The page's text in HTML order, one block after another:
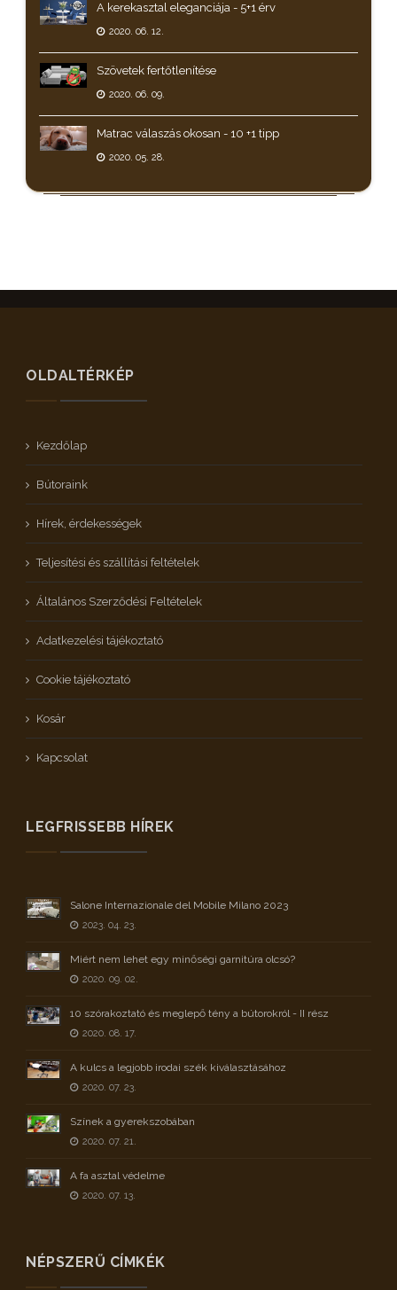
A kerekasztal eleganciája - 5+1 érv
2020. 06. 12.
Szövetek fertőtlenítése
2020. 06. 09.
Matrac válaszás okosan - 10 +1 tipp
2020. 05. 28.
OLDALTÉRKÉP
Kezdőlap
Bútoraink
Hírek, érdekességek
Teljesítési és szállítási feltételek
Általános Szerződési Feltételek
Adatkezelési tájékoztató
Cookie tájékoztató
Kosár
Kapcsolat
LEGFRISSEBB HÍREK
Salone Internazionale del Mobile Milano 2023
2023. 04. 23.
Miért nem lehet egy minőségi garnitúra olcsó?
2020. 09. 02.
10 szórakoztató és meglepő tény a bútorokról - II rész
2020. 08. 17.
A kulcs a legjobb irodai szék kiválasztásához
2020. 07. 23.
Színek a gyerekszobában
2020. 07. 21.
A fa asztal védelme
2020. 07. 13.
NÉPSZERŰ CÍMKÉK